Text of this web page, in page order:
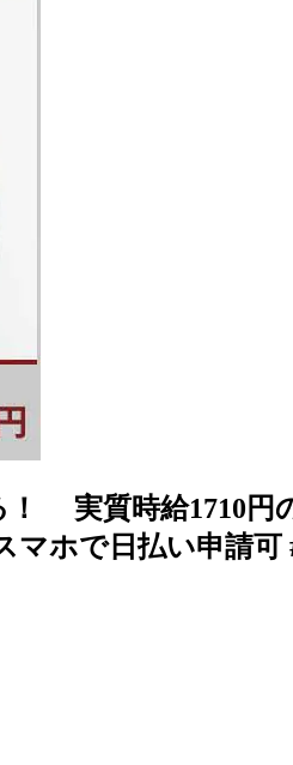
実質時給1710円
ホで日払い申請可